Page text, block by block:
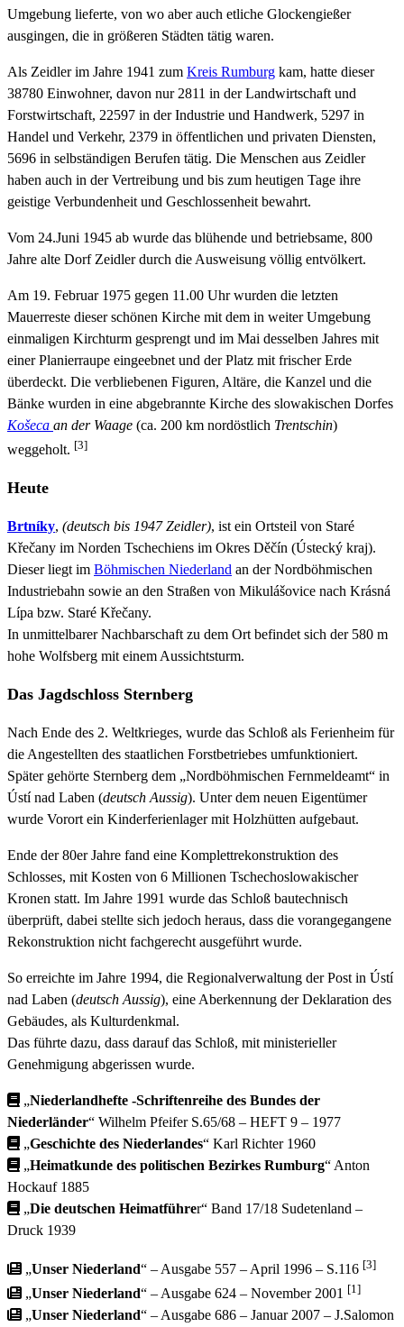
Umgebung lieferte, von wo aber auch etliche Glockengießer
ausgingen, die in größeren Städten tätig waren.
Als Zeidler im Jahre 1941 zum Kreis Rumburg kam, hatte dieser
38780 Einwohner, davon nur 2811 in der Landwirtschaft und
Forstwirtschaft, 22597 in der Industrie und Handwerk, 5297 in
Handel und Verkehr, 2379 in öffentlichen und privaten Diensten,
5696 in selbständigen Berufen tätig. Die Menschen aus Zeidler
haben auch in der Vertreibung und bis zum heutigen Tage ihre
geistige Verbundenheit und Geschlossenheit bewahrt.
Vom 24.Juni 1945 ab wurde das blühende und betriebsame, 800
Jahre alte Dorf Zeidler durch die Ausweisung völlig entvölkert.
Am 19. Februar 1975 gegen 11.00 Uhr wurden die letzten
Mauerreste dieser schönen Kirche mit dem in weiter Umgebung
einmaligen Kirchturm gesprengt und im Mai desselben Jahres mit
einer Planierraupe eingeebnet und der Platz mit frischer Erde
überdeckt. Die verbliebenen Figuren, Altäre, die Kanzel und die
Bänke wurden in eine abgebrannte Kirche des slowakischen Dorfes
Košeca an der Waage (ca. 200 km nordöstlich Trentschin)
weggeholt. [3]
Heute
Brtníky, (deutsch bis 1947 Zeidler), ist ein Ortsteil von Staré
Křečany im Norden Tschechiens im Okres Děčín (Ústecký kraj).
Dieser liegt im Böhmischen Niederland an der Nordböhmischen
Industriebahn sowie an den Straßen von Mikulášovice nach Krásná
Lípa bzw. Staré Křečany.
In unmittelbarer Nachbarschaft zu dem Ort befindet sich der 580 m
hohe Wolfsberg mit einem Aussichtsturm.
Das Jagdschloss Sternberg
Nach Ende des 2. Weltkrieges, wurde das Schloß als Ferienheim für
die Angestellten des staatlichen Forstbetriebes umfunktioniert.
Später gehörte Sternberg dem „Nordböhmischen Fernmeldeamt“ in
Ústí nad Laben (deutsch Aussig). Unter dem neuen Eigentümer
wurde Vorort ein Kinderferienlager mit Holzhütten aufgebaut.
Ende der 80er Jahre fand eine Komplettrekonstruktion des
Schlosses, mit Kosten von 6 Millionen Tschechoslowakischer
Kronen statt. Im Jahre 1991 wurde das Schloß bautechnisch
überprüft, dabei stellte sich jedoch heraus, dass die vorangegangene
Rekonstruktion nicht fachgerecht ausgeführt wurde.
So erreichte im Jahre 1994, die Regionalverwaltung der Post in Ústí
nad Laben (deutsch Aussig), eine Aberkennung der Deklaration des
Gebäudes, als Kulturdenkmal.
Das führte dazu, dass darauf das Schloß, mit ministerieller
Genehmigung abgerissen wurde.
„Niederlandhefte -Schriftenreihe des Bundes der
Niederländer“ Wilhelm Pfeifer S.65/68 – HEFT 9 – 1977
„Geschichte des Niederlandes“ Karl Richter 1960
„Heimatkunde des politischen Bezirkes Rumburg“ Anton
Hockauf 1885
„Die deutschen Heimatführer“ Band 17/18 Sudetenland –
Druck 1939
„Unser Niederland“ – Ausgabe 557 – April 1996 – S.116 [3]
„Unser Niederland“ – Ausgabe 624 – November 2001 [1]
„Unser Niederland“ – Ausgabe 686 – Januar 2007 – J.Salomon